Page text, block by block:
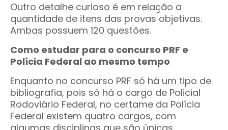
Outro detalhe curioso é em relação a
quantidade de itens das provas objetivas.
Ambas possuem 120 questões.
Como estudar para o concurso PRF e
Polícia Federal ao mesmo tempo
Enquanto no concurso PRF só há um tipo de
bibliografia, pois só há o cargo de Policial
Rodoviário Federal, no certame da Polícia
Federal existem quatro cargos, com